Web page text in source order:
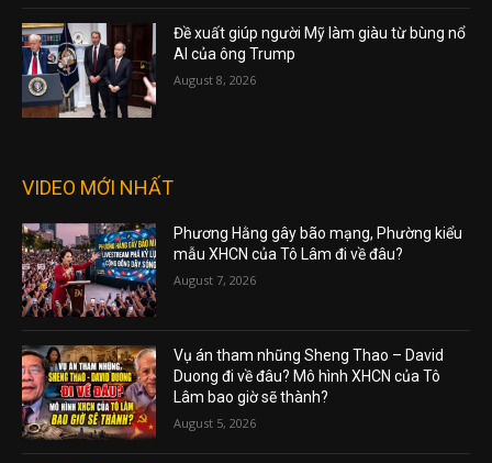
Đề xuất giúp người Mỹ làm giàu từ bùng nổ
AI của ông Trump
August 8, 2026
VIDEO MỚI NHẤT
Phương Hằng gây bão mạng, Phường kiểu
mẫu XHCN của Tô Lâm đi về đâu?
August 7, 2026
Vụ án tham nhũng Sheng Thao – David
Duong đi về đâu? Mô hình XHCN của Tô
Lâm bao giờ sẽ thành?
August 5, 2026